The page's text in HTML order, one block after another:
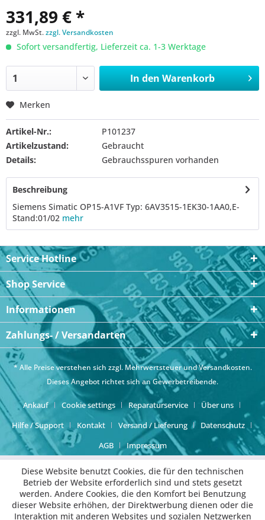
331,89 € *
zzgl. MwSt.zzgl. Versandkosten
Sofort versandfertig, Lieferzeit ca. 1-3 Werktage
In den Warenkorb
Merken
Artikel-Nr.:
P101237
Artikelzustand:
Gebraucht
Details:
Gebrauchsspuren vorhanden
Beschreibung
Siemens Simatic OP15-A1VF Typ: 6AV3515-1EK30-1AA0,E-
Stand:01/02 mehr
Service Hotline
Shop Service
Informationen
Zahlungs- / Versandarten
* Alle Preise verstehen sich zzgl. Mehrwertsteuer undVersandkosten.
Dieses Angebot richtet sich an Gewerbetreibende.
Ankauf Cookie settings Reparaturservice
Über uns
Hilfe / Support
Kontakt Versand / Lieferung
Datenschutz
AGB
Impressum
Diese Website benutzt Cookies, die für den technischen
Betrieb der Website erforderlich sind und stets gesetzt
werden. Andere Cookies, die den Komfort bei Benutzung
dieser Website erhöhen, der Direktwerbung dienen oder die
Interaktion mit anderen Websites und sozialen Netzwerken